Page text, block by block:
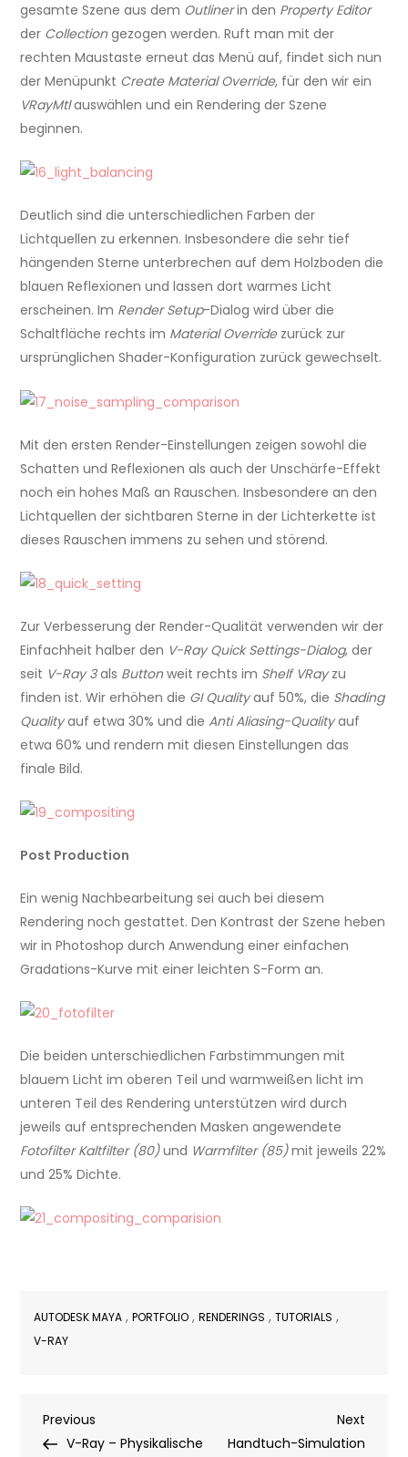
gesamte Szene aus dem Outlinerin den Property Editor
der Collectiongezogen werden. Ruft man mit der
rechten Maustaste erneut das Menü auf, findet sich nun
der Menüpunkt Create Material Override, für den wir ein
VRayMtlauswählen und ein Rendering der Szene
beginnen.
Deutlich sind die unterschiedlichen Farben der
Lichtquellen zu erkennen. Insbesondere die sehr tief
hängenden Sterne unterbrechen auf dem Holzboden die
blauen Reflexionen und lassen dort warmes Licht
erscheinen. Im Render Setup-Dialog wird über die
Schaltfläche rechts im Material Overridezurück zur
ursprünglichen Shader-Konfiguration zurück gewechselt.
Mit den ersten Render-Einstellungen zeigen sowohl die
Schatten und Reflexionen als auch der Unschärfe-Effekt
noch ein hohes Maß an Rauschen. Insbesondere an den
Lichtquellen der sichtbaren Sterne in der Lichterkette ist
dieses Rauschen immens zu sehen und störend.
Zur Verbesserung der Render-Qualität verwenden wir der
Einfachheit halber den V-Ray Quick Settings-Dialog, der
seit V-Ray 3als Buttonweit rechts im Shelf VRayzu
finden ist. Wir erhöhen die GI Qualityauf 50%, die Shading
Qualityauf etwa 30% und dieAnti Aliasing-Qualityauf
etwa 60% und rendern mit diesen Einstellungen das
finale Bild.
Post Production
Ein wenig Nachbearbeitung sei auch bei diesem
Rendering noch gestattet. Den Kontrast der Szene heben
wir in Photoshop durch Anwendung einer einfachen
Gradations-Kurve mit einer leichten S-Form an.
Die beiden unterschiedlichen Farbstimmungen mit
blauem Licht im oberen Teil und warmweißen licht im
unteren Teil des Rendering unterstützen wird durch
jeweils auf entsprechenden Masken angewendete
Fotofilter Kaltfilter (80)und Warmfilter (85)mit jeweils 22%
und 25% Dichte.
AUTODESK MAYA ,PORTFOLIO ,RENDERINGS ,TUTORIALS ,
V-RAY
Post
Previous
Post
Previous
V-Ray – Physikalische
Next
Post
Next
Handtuch-Simulation